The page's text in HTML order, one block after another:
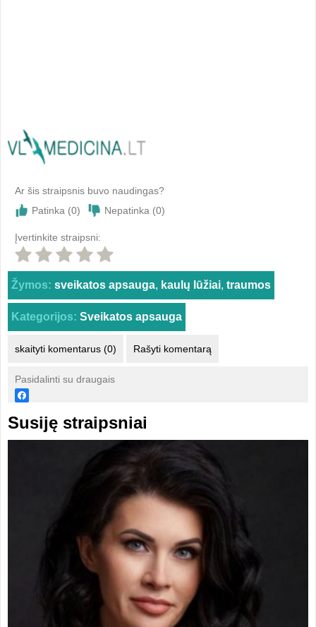
Ar šis straipsnis buvo naudingas?
Patinka (0) Nepatinka (0)
Įvertinkite straipsni:
Žymos: sveikatos apsauga, kaulų lūžiai, traumos
Kategorijos: Sveikatos apsauga
skaityti komentarus (0) Rašyti komentarą
Pasidalinti su draugais
Susiję straipsniai